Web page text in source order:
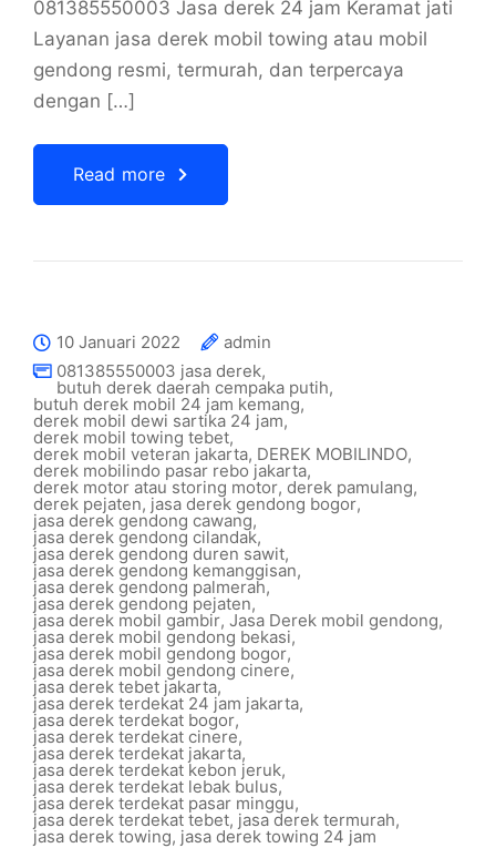
081385550003 Jasa derek 24 jam Keramat jati
Layanan jasa derek mobil towing atau mobil
gendong resmi, termurah, dan terpercaya
dengan […]
Read more
10 Januari 2022
admin
081385550003 jasa derek,
butuh derek daerah cempaka putih,
butuh derek mobil 24 jam kemang,
derek mobil dewi sartika 24 jam,
derek mobil towing tebet,
derek mobil veteran jakarta, DEREK MOBILINDO,
derek mobilindo pasar rebo jakarta,
derek motor atau storing motor, derek pamulang,
derek pejaten, jasa derek gendong bogor,
jasa derek gendong cawang,
jasa derek gendong cilandak,
jasa derek gendong duren sawit,
jasa derek gendong kemanggisan,
jasa derek gendong palmerah,
jasa derek gendong pejaten,
jasa derek mobil gambir, Jasa Derek mobil gendong,
jasa derek mobil gendong bekasi,
jasa derek mobil gendong bogor,
jasa derek mobil gendong cinere,
jasa derek tebet jakarta,
jasa derek terdekat 24 jam jakarta,
jasa derek terdekat bogor,
jasa derek terdekat cinere,
jasa derek terdekat jakarta,
jasa derek terdekat kebon jeruk,
jasa derek terdekat lebak bulus,
jasa derek terdekat pasar minggu,
jasa derek terdekat tebet, jasa derek termurah,
jasa derek towing, jasa derek towing 24 jam